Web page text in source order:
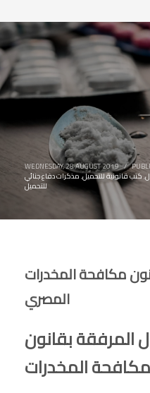
WEDNESDAY, 28 AUGUST 2019 /
,كتب قانونية للتحميل,مذكرات دفاع جنائي
للتحميل
مكافحة المخدرات
المصري
المرفقة بقانون